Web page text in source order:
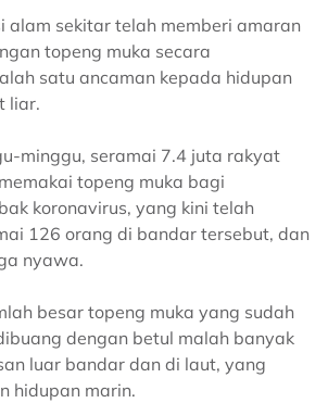
alam sekitar telah memberi amaran
topeng muka secara
satu ancaman kepada hidupan
liar.
minggu, seramai 7.4 juta rakyat
topeng muka bagi
koronavirus, yang kini telah
126 orang di bandar tersebut, dan
nyawa.
besar topeng muka yang sudah
dengan betul malah banyak
luar bandar dan di laut, yang
hidupan marin.